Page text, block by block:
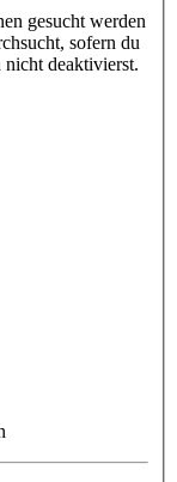
gesucht werden
sofern du
deaktivierst.